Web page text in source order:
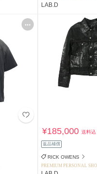
LAB.D
¥185,000送料込
返品補償
RICK OWENS
PREMIUM PERSONAL